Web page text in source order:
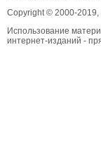
Copyright © 2000-
Использование
интернет-изданий -